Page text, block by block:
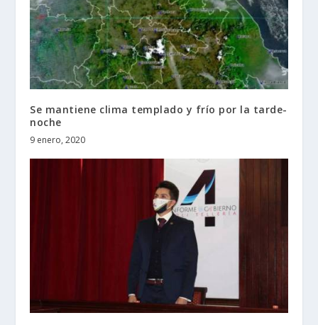
Se mantiene clima templado y frío por la tarde-
noche
9 enero, 2020